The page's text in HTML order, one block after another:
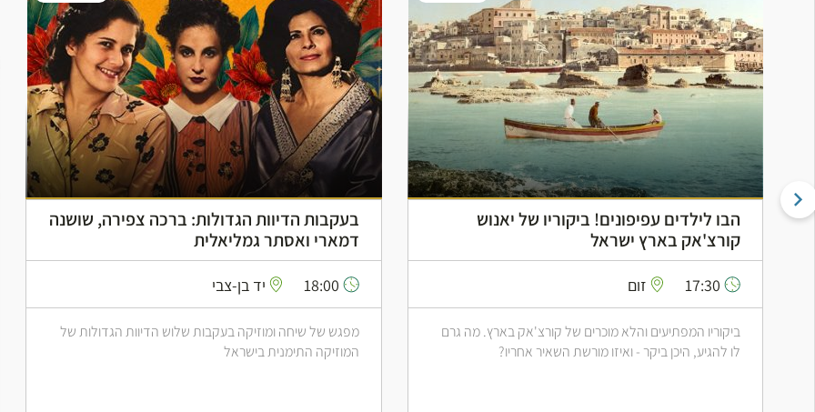
הבו לילדים עפיפונים! ביקוריו של יאנוש
קורצ'אק בארץ ישראל
17:30 זום
ביקוריו המפתיעים והלא מוכרים של קורצ'אק בארץ. מה גרם
לו להגיע, היכן ביקר - ואיזו מורשת השאיר אחריו?
בעקבות הדיוות הגדולות: ברכה צפירה, שושנה
דמארי ואסתר גמליאלית
יד בן-צבי
מפגש של שיחה ומוזיקה בעקבות שלוש הדיוות הגדולות של
המוזיקה התימנית בישראל